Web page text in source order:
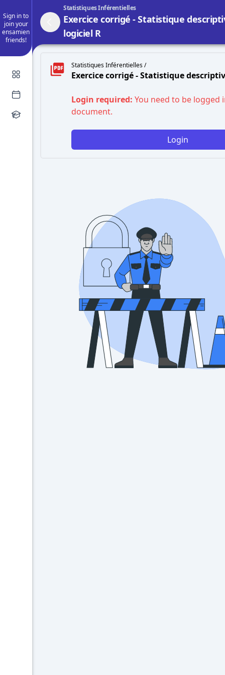
Sign in to
join your
ensamien
friends!
Statistiques Inférentielles
Exercice corrigé - Statistique
logiciel R
Statistiques Inférentielles /
Exercice corrigé - Statistique
Login required: You need to be logged
document.
Login